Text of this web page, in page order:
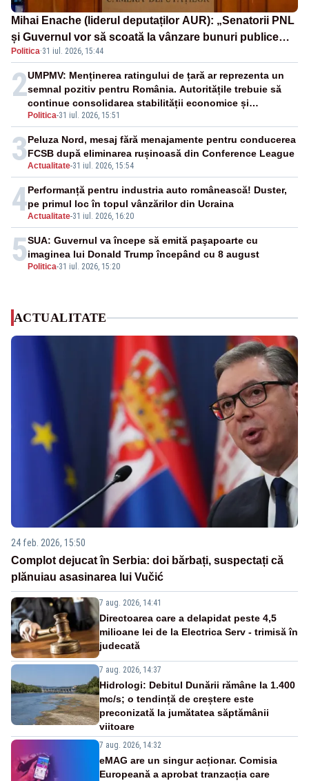
Mihai Enache (liderul deputaților AUR): „Senatorii PNL
și Guvernul vor să scoată la vânzare bunuri publice
pentru a stinge datoriile pentru vaccinurile Pfizer!”
Politica·31 iul. 2026, 15:44
2
Politica-31 iul. 2026, 15:51
UMPMV: Menținerea ratingului de țară ar reprezenta un
semnal pozitiv pentru România. Autoritățile trebuie să
continue consolidarea stabilității economice și
financiare
3Actualitate-31 iul. 2026, 15:54
Peluza Nord, mesaj fără menajamente pentru conducerea
FCSB după eliminarea rușinoasă din Conference League
4Actualitate-31 iul. 2026, 16:20
Performanță pentru industria auto românească! Duster,
pe primul loc în topul vânzărilor din Ucraina
5 Politica-31 iul. 2026, 15:20
SUA: Guvernul va începe să emită paşapoarte cu
imaginea lui Donald Trump începând cu 8 august
ACTUALITATE
24 feb. 2026, 15:50
Complot dejucat în Serbia: doi bărbați, suspectați că
plănuiau asasinarea lui Vučić
7 aug. 2026, 14:41
Directoarea care a delapidat peste 4,5
milioane lei de la Electrica Serv - trimisă în
judecată
7 aug. 2026, 14:37
Hidrologi: Debitul Dunării rămâne la 1.400
mc/s; o tendință de creștere este
preconizată la jumătatea săptămânii
viitoare
7 aug. 2026, 14:32
eMAG are un singur acționar. Comisia
Europeană a aprobat tranzacția care